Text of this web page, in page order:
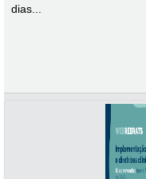
dias...